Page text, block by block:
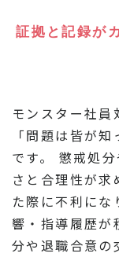
証拠と記録が
モンスター社員
「問題は皆が
です。 懲戒処
さと合理性が求
た際に不利にな
響・指導履歴が
分や退職合意の